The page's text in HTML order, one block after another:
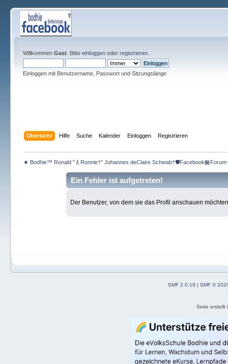
Willkommen Gast. Bitte einloggenoder registrieren.
Einloggen mit Benutzername, Passwort und Sitzungslänge
Übersicht Hilfe Suche Kalender Einloggen Registrieren
★ Bodhie™ Ronald "🎸Ronnie†" Johannes deClaire
Ein Fehler ist aufgetreten!
Der Benutzer, von dem sie das Profil anschauen
SMF 2.0.19 |SMF ©
Seite erstellt